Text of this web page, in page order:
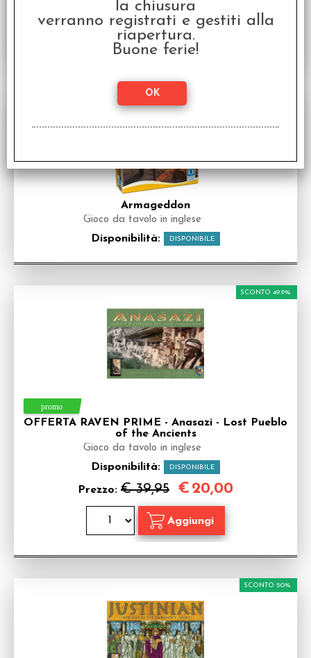
Armageddon
Gioco da tavolo in inglese
Disponibilità: DISPONIBILE
OFFERTA RAVEN PRIME - Anasazi - Lost Pueblo
of the Ancients
Gioco da tavolo in inglese
Disponibilità: DISPONIBILE
Prezzo: € 39,95
SCONTO 49.9%
€ 20,00
SCONTO 50%
la chiusura
verranno registrati e gestiti alla
riapertura.
Buone ferie!